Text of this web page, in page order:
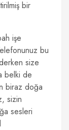
bir
işe
bu
size
belki de
biraz doğa
sizin
sesleri